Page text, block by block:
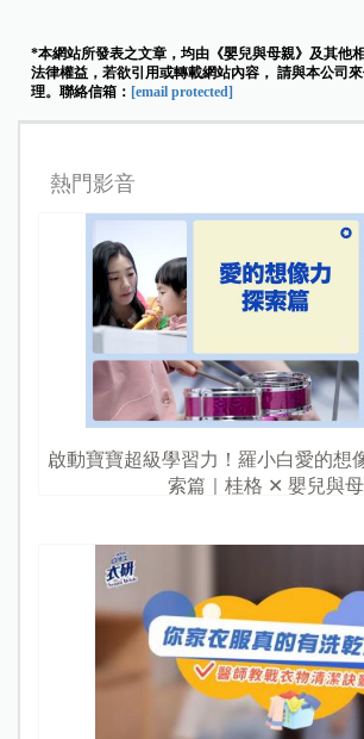
*本網站所發表之文章，均由《嬰兒與母親》及其他
法律權益，若欲引用或轉載網站內容， 請與本公司
理。聯絡信箱： [email protected]
熱門影音
啟動寶寶超級學習力！羅小白愛的想
索篇｜桂格 ✕ 嬰兒與